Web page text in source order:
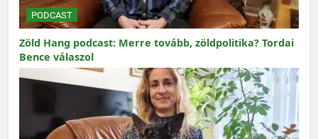
PODCAST
Zöld Hang podcast: Merre tovább, zöldpolitika? Tordai
Bence válaszol